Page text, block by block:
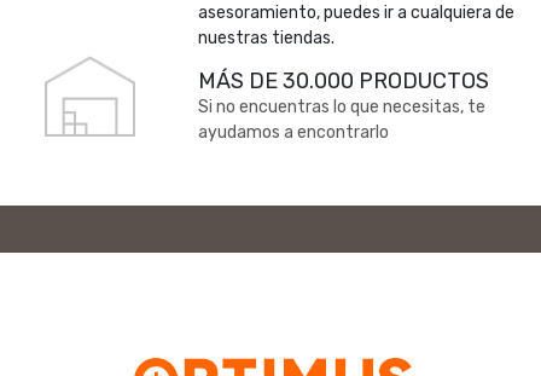
asesoramiento, puedes ir a cualquiera de
nuestras tiendas.
MÁS DE 30.000 PRODUCTOS
Si no encuentras lo que necesitas, te
ayudamos a encontrarlo